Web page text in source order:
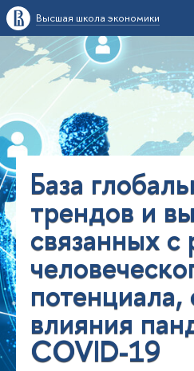
Высшая школа экономики
База
трендов и
связанных с
потенциала,
влияния
COVID-19